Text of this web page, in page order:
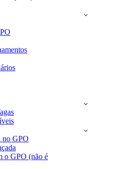
no GPO
o GPO (não é